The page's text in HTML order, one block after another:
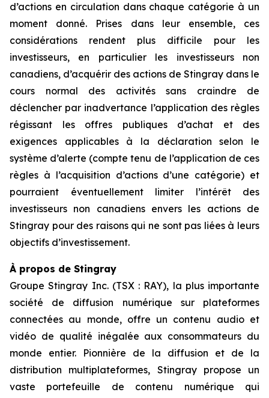
d’actions en circulation dans chaque catégorie à un
moment donné. Prises dans leur ensemble, ces
considérations rendent plus difficile pour les
investisseurs, en particulier les investisseurs non
canadiens, d’acquérir des actions de Stingray dans le
cours normal des activités sans craindre de
déclencher par inadvertance l’application des règles
régissant les offres publiques d’achat et des
exigences applicables à la déclaration selon le
système d’alerte (compte tenu de l’application de ces
règles à l’acquisition d’actions d’une catégorie) et
pourraient éventuellement limiter l’intérêt des
investisseurs non canadiens envers les actions de
Stingray pour des raisons qui ne sont pas liées à leurs
objectifs d’investissement.
À propos de Stingray
Groupe Stingray Inc. (TSX : RAY), la plus importante
société de diffusion numérique sur plateformes
connectées au monde, offre un contenu audio et
vidéo de qualité inégalée aux consommateurs du
monde entier. Pionnière de la diffusion et de la
distribution multiplateformes, Stingray propose un
vaste portefeuille de contenu numérique qui